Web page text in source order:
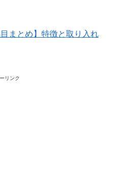
まとめ】特徴と取り入れ
リンク